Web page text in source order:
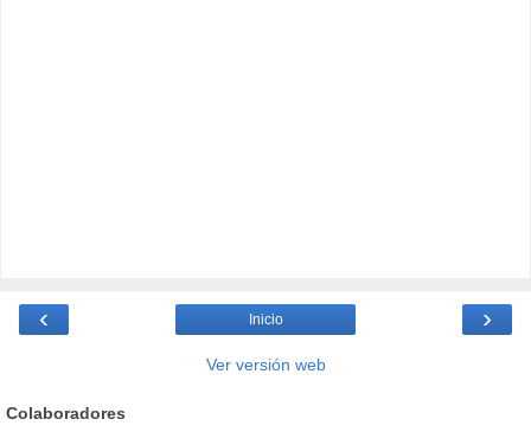
‹ ›
Inicio
Ver versión web
Colaboradores